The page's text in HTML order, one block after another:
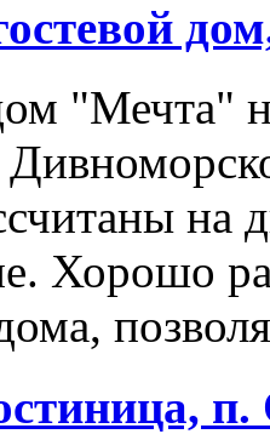
"Мечта"
на
Хорошо
п.